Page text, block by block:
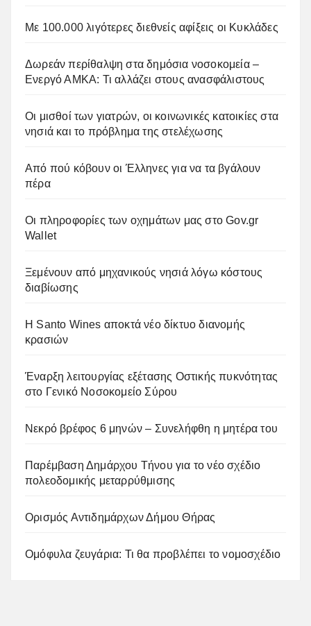
Με 100.000 λιγότερες διεθνείς αφίξεις οι Κυκλάδες
Δωρεάν περίθαλψη στα δημόσια νοσοκομεία –
Ενεργό ΑΜΚΑ: Τι αλλάζει στους ανασφάλιστους
Οι μισθοί των γιατρών, οι κοινωνικές κατοικίες στα
νησιά και το πρόβλημα της στελέχωσης
Από πού κόβουν οι Έλληνες για να τα βγάλουν
πέρα
Οι πληροφορίες των οχημάτων μας στο Gov.gr
Wallet
Ξεμένουν από μηχανικούς νησιά λόγω κόστους
διαβίωσης
Η Santo Wines αποκτά νέο δίκτυο διανομής
κρασιών
Έναρξη λειτουργίας εξέτασης Οστικής πυκνότητας
στο Γενικό Νοσοκομείο Σύρου
Νεκρό βρέφος 6 μηνών – Συνελήφθη η μητέρα του
Παρέμβαση Δημάρχου Τήνου για το νέο σχέδιο
πολεοδομικής μεταρρύθμισης
Ορισμός Αντιδημάρχων Δήμου Θήρας
Ομόφυλα ζευγάρια: Τι θα προβλέπει το νομοσχέδιο